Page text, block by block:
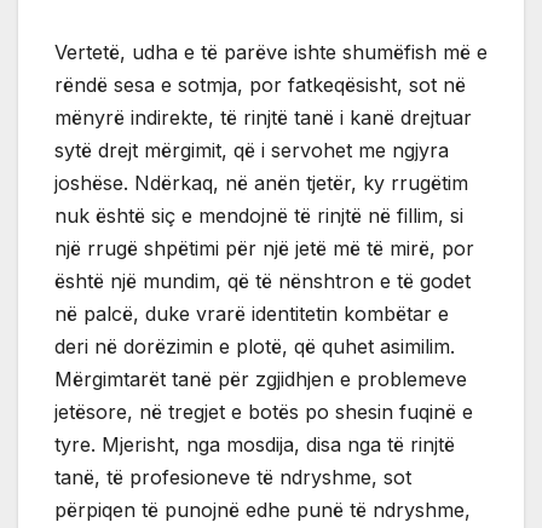
Vertetë, udha e të parëve ishte shumëfish më e
rëndë sesa e sotmja, por fatkeqësisht, sot në
mënyrë indirekte, të rinjtë tanë i kanë drejtuar
sytë drejt mërgimit, që i servohet me ngjyra
joshëse. Ndërkaq, në anën tjetër, ky rrugëtim
nuk është siç e mendojnë të rinjtë në fillim, si
një rrugë shpëtimi për një jetë më të mirë, por
është një mundim, që të nënshtron e të godet
në palcë, duke vrarë identitetin kombëtar e
deri në dorëzimin e plotë, që quhet asimilim.
Mërgimtarët tanë për zgjidhjen e problemeve
jetësore, në tregjet e botës po shesin fuqinë e
tyre. Mjerisht, nga mosdija, disa nga të rinjtë
tanë, të profesioneve të ndryshme, sot
përpiqen të punojnë edhe punë të ndryshme,